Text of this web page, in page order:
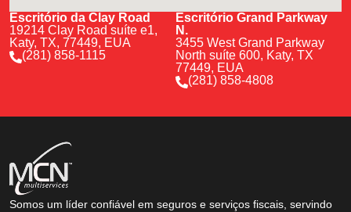
Escritório da Clay Road
19214 Clay Road suíte e1,
Katy, TX, 77449, EUA
(281) 858-1115
Escritório Grand Parkway
N.
3455 West Grand Parkway
North suíte 600, Katy, TX
77449, EUA
(281) 858-4808
Somos um líder confiável em seguros e serviços fiscais, servindo